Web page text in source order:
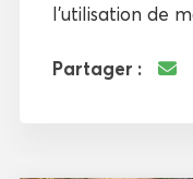
l’utilisation de
Partager :